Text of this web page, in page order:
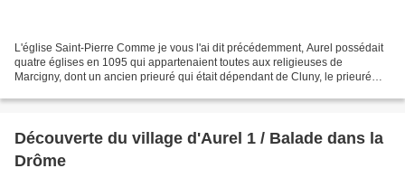
L'église Saint-Pierre Comme je vous l'ai dit précédemment, Aurel possédait
quatre églises en 1095 qui appartenaient toutes aux religieuses de
Marcigny, dont un ancien prieuré qui était dépendant de Cluny, le prieuré
Découverte du village d'Aurel 1 / Balade dans la
Drôme